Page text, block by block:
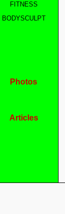
FITNESS
BODYSCULPT
Photos
Articles